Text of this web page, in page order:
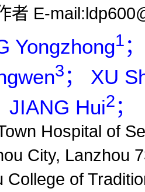
者 E-
Yongzhong1
3 ； XU
JIANG Hui2 ；
Hospital of
City, Lanzhou
College of